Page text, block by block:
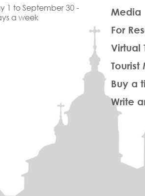
1 to September 30 -
a week
Media
For
Virtual
Tourist
Buy a
Write